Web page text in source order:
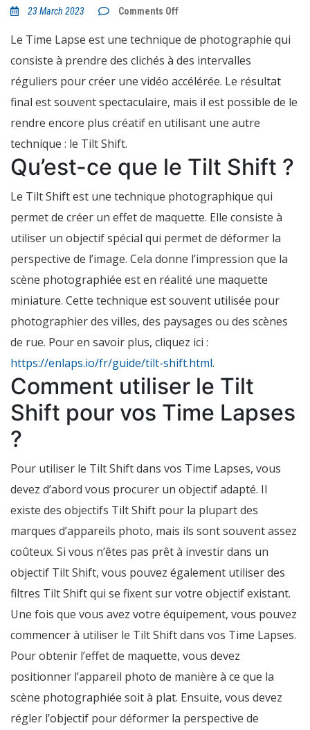
23 March 2023 Comments Offon
Tilt
:
technique
pour
créer
des
Time
!
Le Time Lapse est une technique de photographie qui
consiste à prendre des clichés à des intervalles
réguliers pour créer une vidéo accélérée. Le résultat
final est souvent spectaculaire, mais il est possible de le
rendre encore plus créatif en utilisant une autre
technique : le Tilt Shift.
Qu’est-ce que le Tilt Shift ?
Le Tilt Shift est une technique photographique qui
permet de créer un effet de maquette. Elle consiste à
utiliser un objectif spécial qui permet de déformer la
perspective de l’image. Cela donne l’impression que la
scène photographiée est en réalité une maquette
miniature. Cette technique est souvent utilisée pour
photographier des villes, des paysages ou des scènes
de rue. Pour en savoir plus, cliquez ici :
https://enlaps.io/fr/guide/tilt-shift.html.
Comment utiliser le Tilt
Shift pour vos Time Lapses
?
Pour utiliser le Tilt Shift dans vos Time Lapses, vous
devez d’abord vous procurer un objectif adapté. Il
existe des objectifs Tilt Shift pour la plupart des
marques d’appareils photo, mais ils sont souvent assez
coûteux. Si vous n’êtes pas prêt à investir dans un
objectif Tilt Shift, vous pouvez également utiliser des
filtres Tilt Shift qui se fixent sur votre objectif existant.
Une fois que vous avez votre équipement, vous pouvez
commencer à utiliser le Tilt Shift dans vos Time Lapses.
Pour obtenir l’effet de maquette, vous devez
positionner l’appareil photo de manière à ce que la
scène photographiée soit à plat. Ensuite, vous devez
régler l’objectif pour déformer la perspective de